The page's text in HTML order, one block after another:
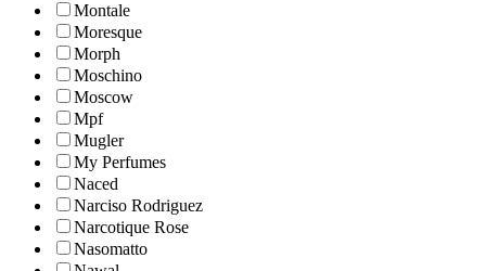
Montale
Moresque
Morph
Moschino
Moscow
Mpf
Mugler
My Perfumes
Naced
Narciso Rodriguez
Narcotique Rose
Nasomatto